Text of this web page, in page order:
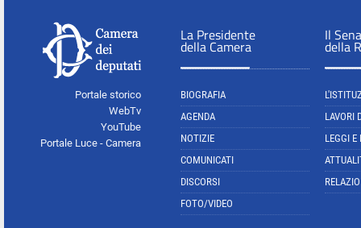
Portale storico
WebTv
YouTube
Portale Luce - Camera
La Presidente
della Camera
BIOGRAFIA
AGENDA
NOTIZIE
COMUNICATI
DISCORSI
FOTO/VIDEO
Il
della
LAVORI
LEGGI E